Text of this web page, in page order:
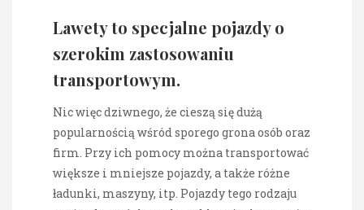
Lawety to specjalne pojazdy o
szerokim zastosowaniu
transportowym.
Nic więc dziwnego, że cieszą się dużą
popularnością wśród sporego grona osób oraz
firm. Przy ich pomocy można transportować
większe i mniejsze pojazdy, a także różne
ładunki, maszyny, itp. Pojazdy tego rodzaju